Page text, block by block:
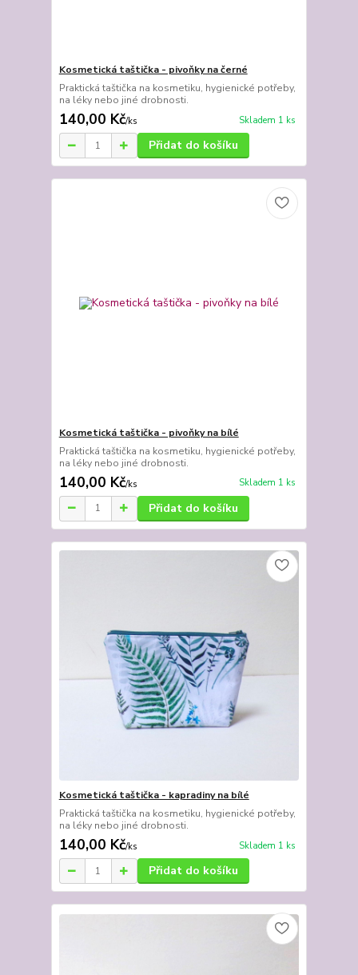
Kosmetická taštička - pivoňky na černé
Praktická taštička na kosmetiku, hygienické potřeby,
na léky nebo jiné drobnosti.
140,00 Kč/ks Skladem 1 ks
Přidat do košíku
Kosmetická taštička - pivoňky na bílé
Praktická taštička na kosmetiku, hygienické potřeby,
na léky nebo jiné drobnosti.
140,00 Kč/ks Skladem 1 ks
Přidat do košíku
Kosmetická taštička - kapradiny na bílé
Praktická taštička na kosmetiku, hygienické potřeby,
na léky nebo jiné drobnosti.
140,00 Kč/ks Skladem 1 ks
Přidat do košíku